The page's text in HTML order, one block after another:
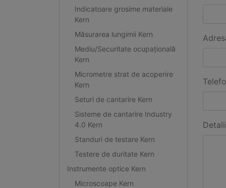
Indicatoare grosime materiale
Kern
Măsurarea lungimii Kern
Mediu/Securitate ocupațională
Kern
Micrometre strat de acoperire
Kern
Seturi de cantarire Kern
Sisteme de cantarire Industry
4.0 Kern
Standuri de testare Kern
Testere de duritate Kern
Instrumente optice Kern
Microscoape Kern